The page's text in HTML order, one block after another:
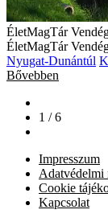
ÉletMagTár
ÉletMagTár
Nyugat-Dunántúl
Bővebben
1 / 6
Impresszum
Adatvédelmi
Cookie
Kapcsolat